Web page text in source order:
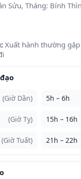
Sửu, Tháng: Bính
Xuất hành thường
(Giờ Dần) 5h – 6h
(Giờ Tỵ) 15h – 16h
(Giờ Tuất) 21h – 22h